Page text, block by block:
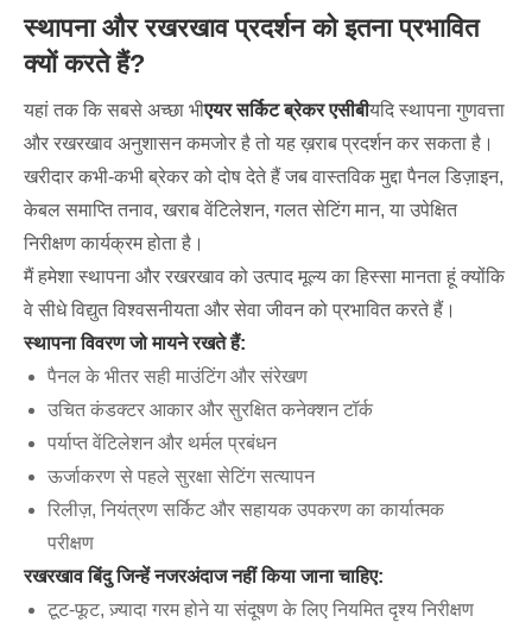
स्थापना और रखरखाव प्रदर्शन को इतना प्रभावित
क्यों करते हैं?
यहां तक ​​कि सबसे अच्छा भीएयर सर्किट ब्रेकर एसीबीयदि स्थापना गुणवत्ता
और रखरखाव अनुशासन कमजोर है तो यह ख़राब प्रदर्शन कर सकता है।
खरीदार कभी-कभी ब्रेकर को दोष देते हैं जब वास्तविक मुद्दा पैनल डिज़ाइन,
केबल समाप्ति तनाव, खराब वेंटिलेशन, गलत सेटिंग मान, या उपेक्षित
निरीक्षण कार्यक्रम होता है।
मैं हमेशा स्थापना और रखरखाव को उत्पाद मूल्य का हिस्सा मानता हूं क्योंकि
वे सीधे विद्युत विश्वसनीयता और सेवा जीवन को प्रभावित करते हैं।
स्थापना विवरण जो मायने रखते हैं:
पैनल के भीतर सही माउंटिंग और संरेखण
उचित कंडक्टर आकार और सुरक्षित कनेक्शन टॉर्क
पर्याप्त वेंटिलेशन और थर्मल प्रबंधन
ऊर्जाकरण से पहले सुरक्षा सेटिंग सत्यापन
रिलीज़, नियंत्रण सर्किट और सहायक उपकरण का कार्यात्मक
परीक्षण
रखरखाव बिंदु जिन्हें नजरअंदाज नहीं किया जाना चाहिए:
टूट-फूट, ज़्यादा गरम होने या संदूषण के लिए नियमित दृश्य निरीक्षण